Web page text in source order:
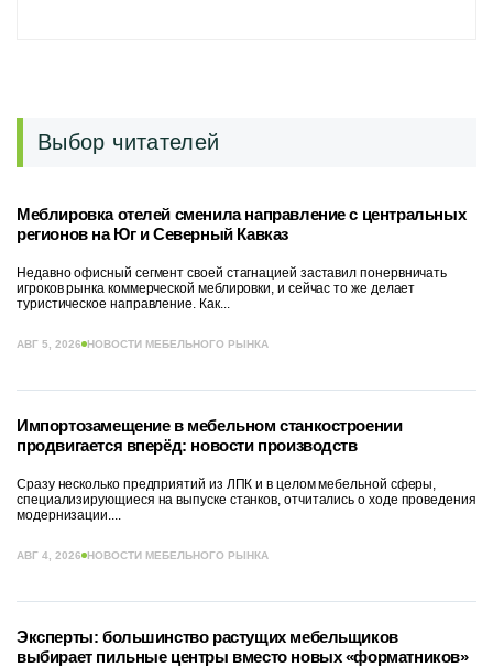
Выбор читателей
Меблировка отелей сменила направление с центральных
регионов на Юг и Северный Кавказ
Недавно офисный сегмент своей стагнацией заставил понервничать
игроков рынка коммерческой меблировки, и сейчас то же делает
туристическое направление. Как...
АВГ 5, 2026 НОВОСТИ МЕБЕЛЬНОГО РЫНКА
Импортозамещение в мебельном станкостроении
продвигается вперёд: новости производств
Сразу несколько предприятий из ЛПК и в целом мебельной сферы,
специализирующиеся на выпуске станков, отчитались о ходе проведения
модернизации....
АВГ 4, 2026 НОВОСТИ МЕБЕЛЬНОГО РЫНКА
Эксперты: большинство растущих мебельщиков
выбирает пильные центры вместо новых «форматников»